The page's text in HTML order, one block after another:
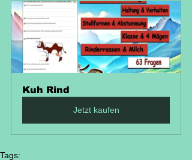
Kuh Rind
Jetzt kaufen
Tags: